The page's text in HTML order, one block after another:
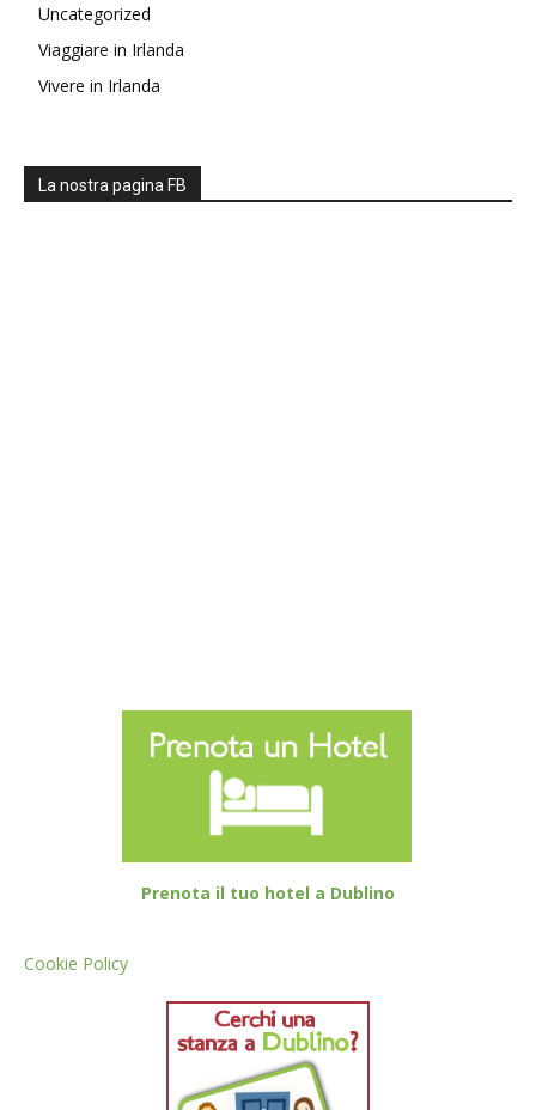
Uncategorized
Viaggiare in Irlanda
Vivere in Irlanda
La nostra pagina FB
Prenota il tuo hotel a Dublino
Cookie Policy